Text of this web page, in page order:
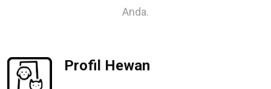
Anda.
Profil Hewan